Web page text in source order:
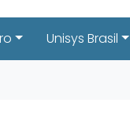
Unisys Brasil